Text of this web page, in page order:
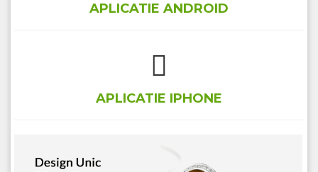
APLICATIE ANDROID
APLICATIE IPHONE